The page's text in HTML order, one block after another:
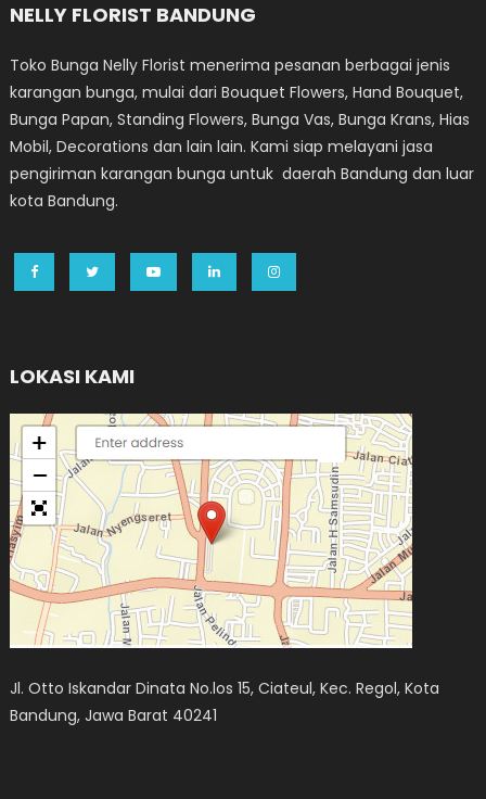
NELLY FLORIST BANDUNG
Toko Bunga Nelly Florist menerima pesanan berbagai jenis
karangan bunga, mulai dari Bouquet Flowers, Hand Bouquet,
Bunga Papan, Standing Flowers, Bunga Vas, Bunga Krans, Hias
Mobil, Decorations dan lain lain. Kami siap melayani jasa
pengiriman karangan bunga untuk daerah Bandung dan luar
kota Bandung.
LOKASI KAMI
Jl. Otto Iskandar Dinata No.los 15, Ciateul, Kec. Regol, Kota
Bandung, Jawa Barat 40241